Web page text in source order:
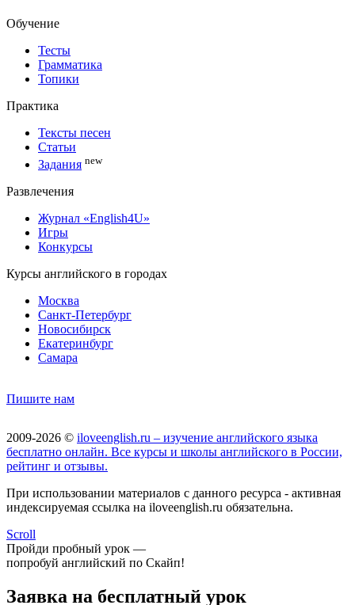
Обучение
Тесты
Грамматика
Топики
Практика
Тексты песен
Статьи
Задания new
Развлечения
Журнал «English4U»
Игры
Конкурсы
Курсы английского в городах
Москва
Санкт-Петербург
Новосибирск
Екатеринбург
Самара
Пишите нам
2009-2026 © iloveenglish.ru – изучение английского языка
бесплатно онлайн. Все курсы и школы английского в России,
рейтинг и отзывы.
При использовании материалов с данного ресурса - активная
индексируемая ссылка на iloveenglish.ru обязательна.
Scroll
Пройди пробный урок —
попробуй английский по Скайп!
Заявка на бесплатный урок